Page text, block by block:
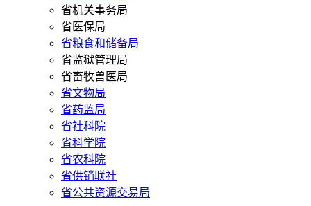
省机关事务局
省医保局
省粮食和储备局
省监狱管理局
省畜牧兽医局
省文物局
省药监局
省社科院
省科学院
省农科院
省供销联社
省公共资源交易局